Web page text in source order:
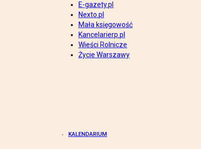
E-gazety.pl
Nexto.pl
Mała księgowość
Kancelarierp.pl
Wieści Rolnicze
Życie Warszawy
KALENDARIUM